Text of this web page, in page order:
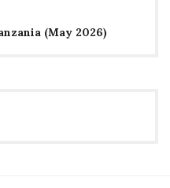
(May 2026)